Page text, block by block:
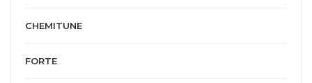
CHEMITUNE
FORTE